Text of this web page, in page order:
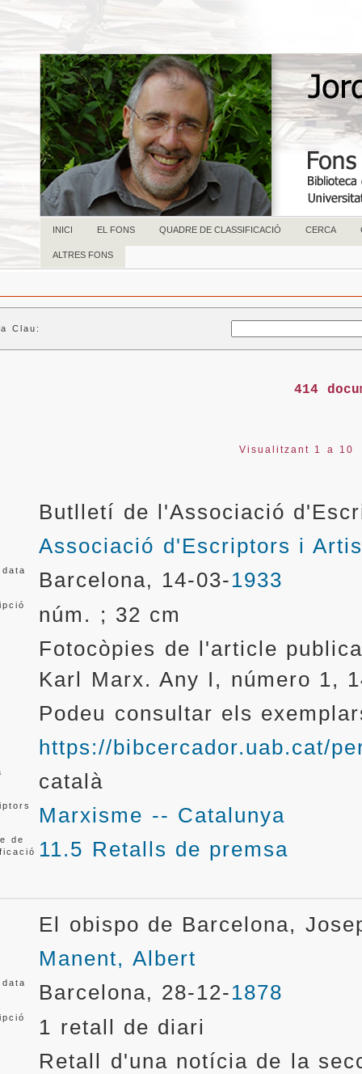
INICI EL FONS QUADRE DE CLASSIFICACIÓ CERCA
ALTRES FONS
Clau:
414
Visualitzant 1 a 10
Butlletí de l'Associació
Associació d'Escriptors i
Barcelona, 14-03-1933
núm. ; 32 cm
Fotocòpies de l'article
Karl Marx. Any I, número 1,
Podeu consultar els
https://bibcercador.uab.cat/
català
Marxisme -- Catalunya
de
11.5 Retalls de premsa
El obispo de Barcelona,
Manent, Albert
Barcelona, 28-12-1878
1 retall de diari
Retall d'una notícia de la